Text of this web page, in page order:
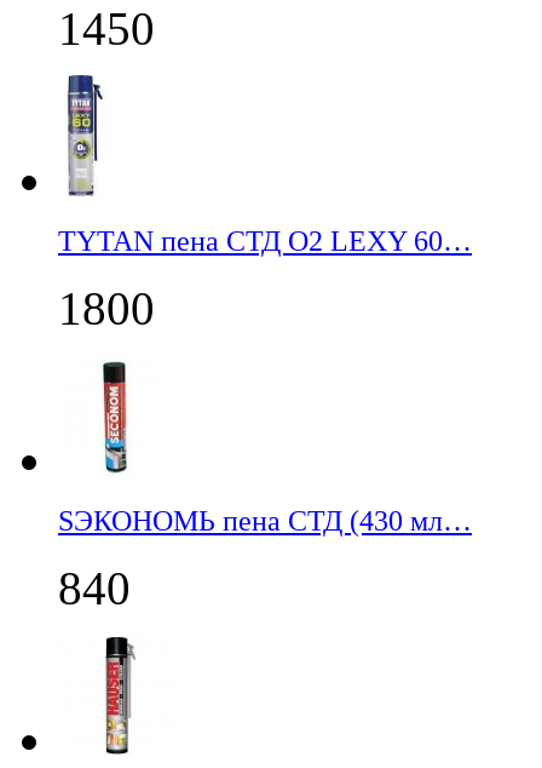
1450
TYTAN пена СТД О2 LEXY 60…
1800
SЭКОНОМЬ пена СТД (430 мл…
840